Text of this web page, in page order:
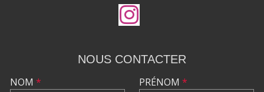
NOUS CONTACTER
NOM * PRÉNOM *